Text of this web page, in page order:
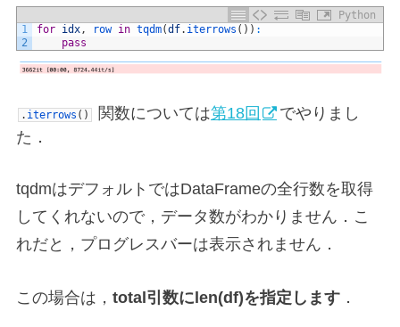
Python
1
2
for idx , row in tqdm(df. iterrows ( ) ) :
pass
. iterrows ( ) 関数については第18回
でやりまし
た．
tqdmはデフォルトではDataFrameの全行数を取得
してくれないので，データ数がわかりません．こ
れだと，プログレスバーは表示されません．
この場合は， total引数にlen(df)を指定します ．